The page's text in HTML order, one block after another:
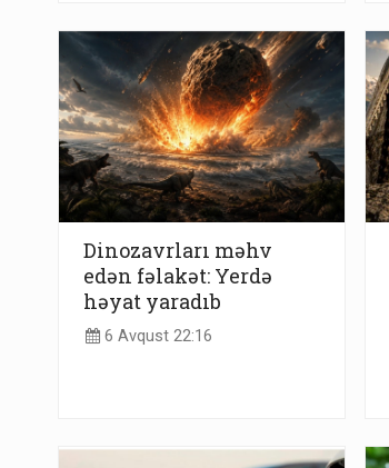
Dinozavrları məhv
edən fəlakət: Yerdə
həyat yaradıb
6 Avqust 22:16